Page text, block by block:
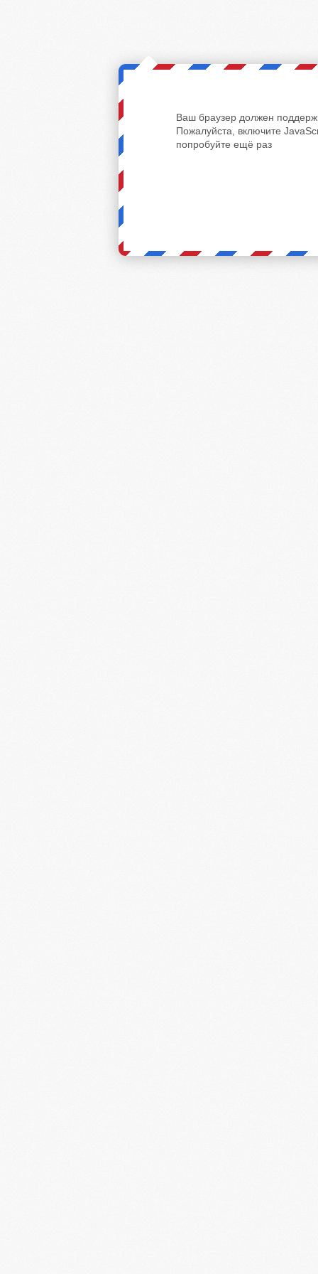
Ваш браузер должен
Пожалуйста, включите
попробуйте ещё раз